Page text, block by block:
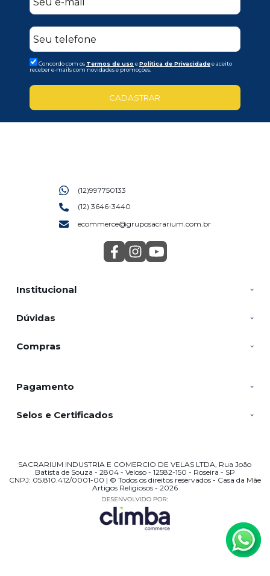
Concordo com os Termos de uso ePolitica de Privacidadee aceito
receber e-mails com novidades e promoções.
CADASTRAR
Institucional
Dúvidas
Compras
(12)997750133
(12) 3646-3440
ecommerce@gruposacrarium.com.br
Pagamento
Selos e Certificados
SACRARIUM INDUSTRIA E COMERCIO DE VELAS LTDA, Rua João
Batista de Souza - 2804 - Veloso - 12582-150 - Roseira - SP
CNPJ: 05.810.412/0001-00 | © Todos os direitos reservados - Casa da Mãe
Artigos Religiosos - 2026